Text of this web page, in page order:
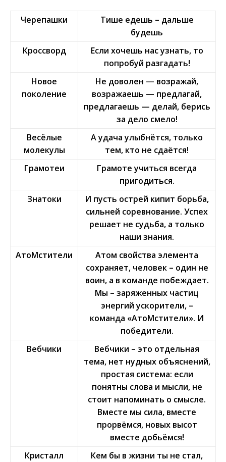
Черепашки
Тише едешь – дальше
будешь
Кроссворд
Если хочешь нас узнать, то
попробуй разгадать!
Новое
поколение
Не доволен — возражай,
возражаешь — предлагай,
предлагаешь — делай, берись
за дело смело!
Весёлые
молекулы
А удача улыбнётся, только
тем, кто не сдаётся!
Грамотеи
Грамоте учиться всегда
пригодиться.
Знатоки
И пусть острей кипит борьба,
сильней соревнование. Успех
решает не судьба, а только
наши знания.
АтоМстители
Атом свойства элемента
сохраняет, человек – один не
воин, а в команде побеждает.
Мы – заряженных частиц
энергий ускорители, –
команда «АтоМстители». И
победители.
Вебчики
Вебчики – это отдельная
тема, нет нудных объяснений,
простая система: если
понятны слова и мысли, не
стоит напоминать о смысле.
Вместе мы сила, вместе
прорвёмся, новых высот
вместе добьёмся!
Кристалл
Кем бы в жизни ты не стал,